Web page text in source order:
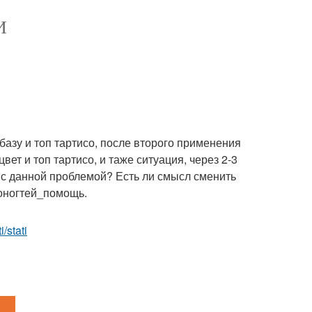
и топ тартисо, после второго применения
и топ тартисо, и таже ситуация, через 2-3
данной проблемой? Есть ли смысл сменить
stati